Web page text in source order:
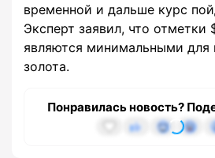
временной и дальше курс
Эксперт заявил, что
являются минимальными для
золота.
Понравилась новость?